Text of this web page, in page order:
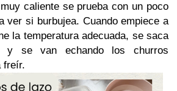
caliente se prueba con un poco
ver si burbujea. Cuando empiece a
la temperatura adecuada, se saca
y se van echando los churros
freír.